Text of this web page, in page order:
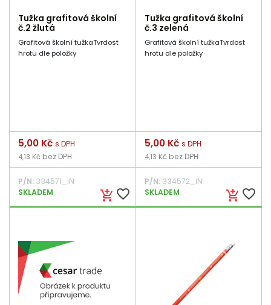
Tužka grafitová školní
č.2 žlutá
Grafitová školní tužkaTvrdost
hrotu dle položky
add_shopping_cart favorite_border
Cena
5,00 Kč s DPH
4,13 Kč bez DPH
P/N: 334571_IN
SKLADEM
Tužka grafitová školní
č.3 zelená
Grafitová školní tužkaTvrdost
hrotu dle položky
add_shopping_cart favorite_border
Cena
5,00 Kč s DPH
4,13 Kč bez DPH
P/N:334572_IN
SKLADEM